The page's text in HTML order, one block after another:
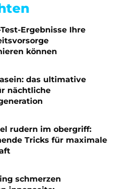
Ergebnisse Ihre
können
das ultimative
nächtliche
rudern im obergriff:
Tricks für maximale
schmerzen